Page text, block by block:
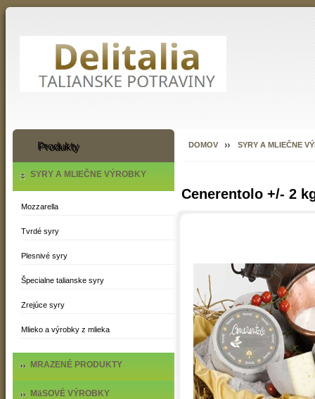
Produkty
SYRY A MLIEČNE VÝROBKY
Mozzarella
Tvrdé syry
Plesnivé syry
Špecialne talianske syry
Zrejúce syry
Mlieko a výrobky z mlieka
MRAZENÉ PRODUKTY
MäSOVÉ VÝROBKY
DOMOV SYRY A MLIEČNE
Cenerentolo +/- 2